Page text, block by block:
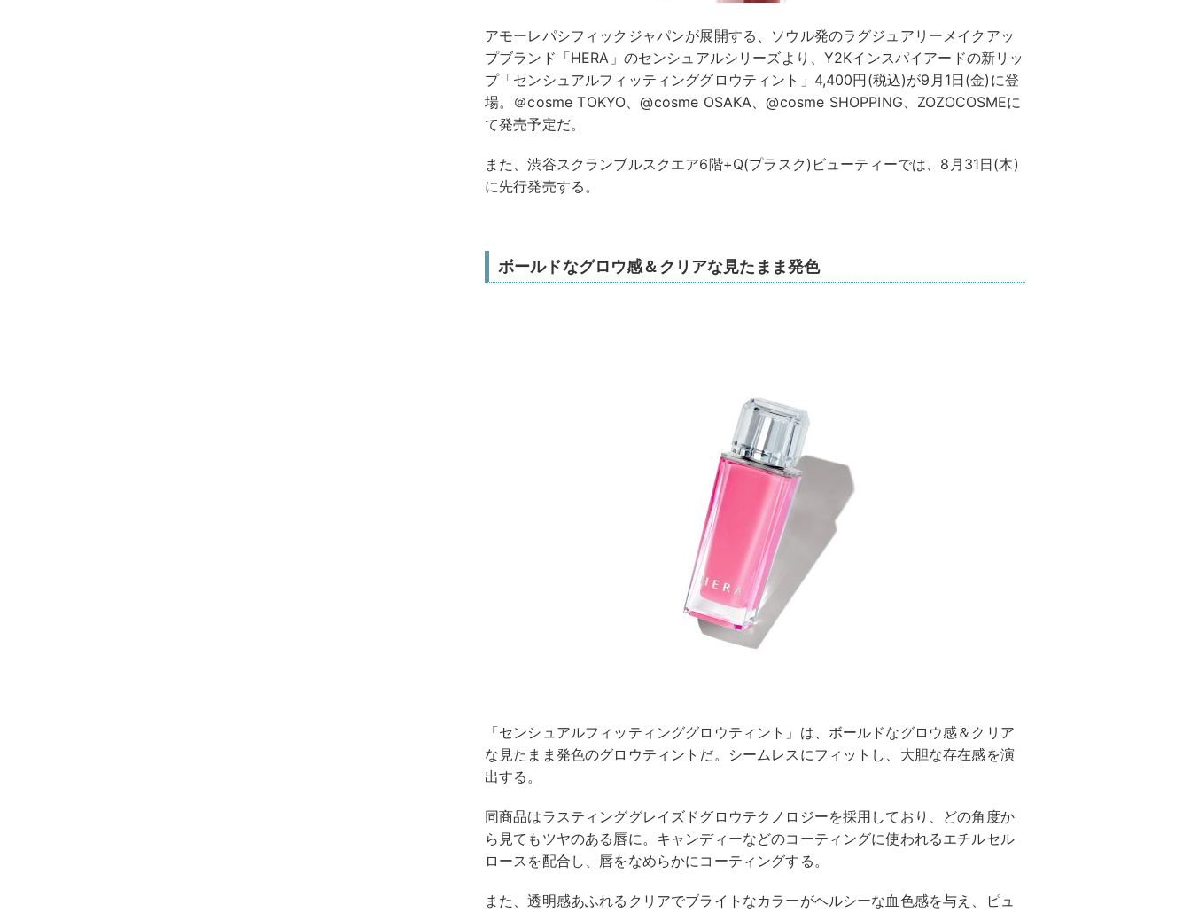
アモーレパシフィックジャパンが展開する、ソウル発のラグジュアリーメイクアッ
プブランド「HERA」のセンシュアルシリーズより、Y2Kインスパイアードの新リッ
プ「センシュアルフィッティンググロウティント」4,400円(税込)が9月1日(金)に登
場。＠cosme TOKYO、@cosme OSAKA、@cosme SHOPPING、ZOZOCOSMEに
て発売予定だ。
また、渋谷スクランブルスクエア6階+Q(プラスク)ビューティーでは、8月31日(木)
に先行発売する。
ボールドなグロウ感＆クリアな見たまま発色
「センシュアルフィッティンググロウティント」は、ボールドなグロウ感＆クリア
な見たまま発色のグロウティントだ。シームレスにフィットし、大胆な存在感を演
出する。
同商品はラスティンググレイズドグロウテクノロジーを採用しており、どの角度か
ら見てもツヤのある唇に。キャンディーなどのコーティングに使われるエチルセル
ロースを配合し、唇をなめらかにコーティングする。
また、透明感あふれるクリアでブライトなカラーがヘルシーな血色感を与え、ピュ